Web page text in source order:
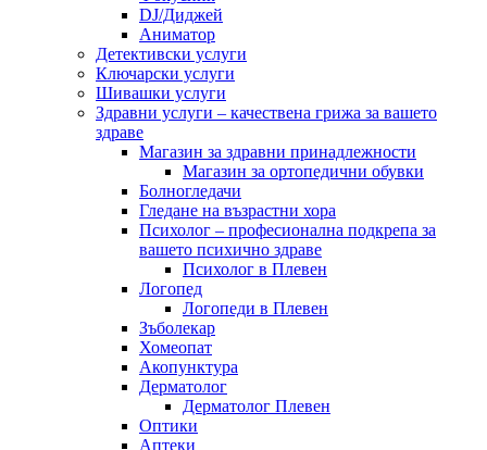
DJ/Диджей
Аниматор
Детективски услуги
Ключарски услуги
Шивашки услуги
Здравни услуги – качествена грижа за вашето
здраве
Магазин за здравни принадлежности
Магазин за ортопедични обувки
Болногледачи
Гледане на възрастни хора
Психолог – професионална подкрепа за
вашето психично здраве
Психолог в Плевен
Логопед
Логопеди в Плевен
Зъболекар
Хомеопат
Акопунктура
Дерматолог
Дерматолог Плевен
Оптики
Аптеки